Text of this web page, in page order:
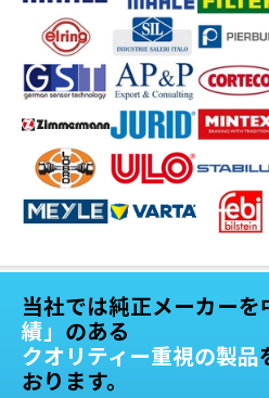
当社では純正メーカーを
績」 のある
クオリティー重視の製品
おります。